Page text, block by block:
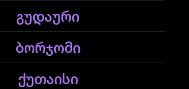
გუდაური
ბორჯომი
ქუთაისი